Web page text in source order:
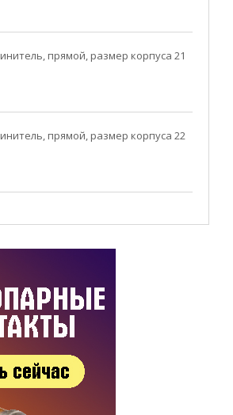
прямой, размер корпуса 21
прямой, размер корпуса 22